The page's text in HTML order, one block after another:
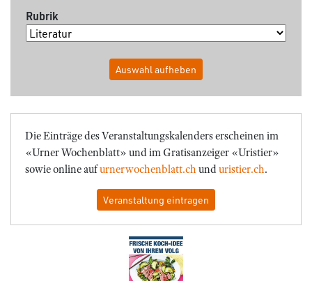
Rubrik
Auswahl aufheben
Die Einträge des Veranstaltungskalenders erscheinen im
«Urner Wochenblatt» und im Gratisanzeiger «Uristier»
sowie online aufurnerwochenblatt.ch unduristier.ch.
Veranstaltung eintragen